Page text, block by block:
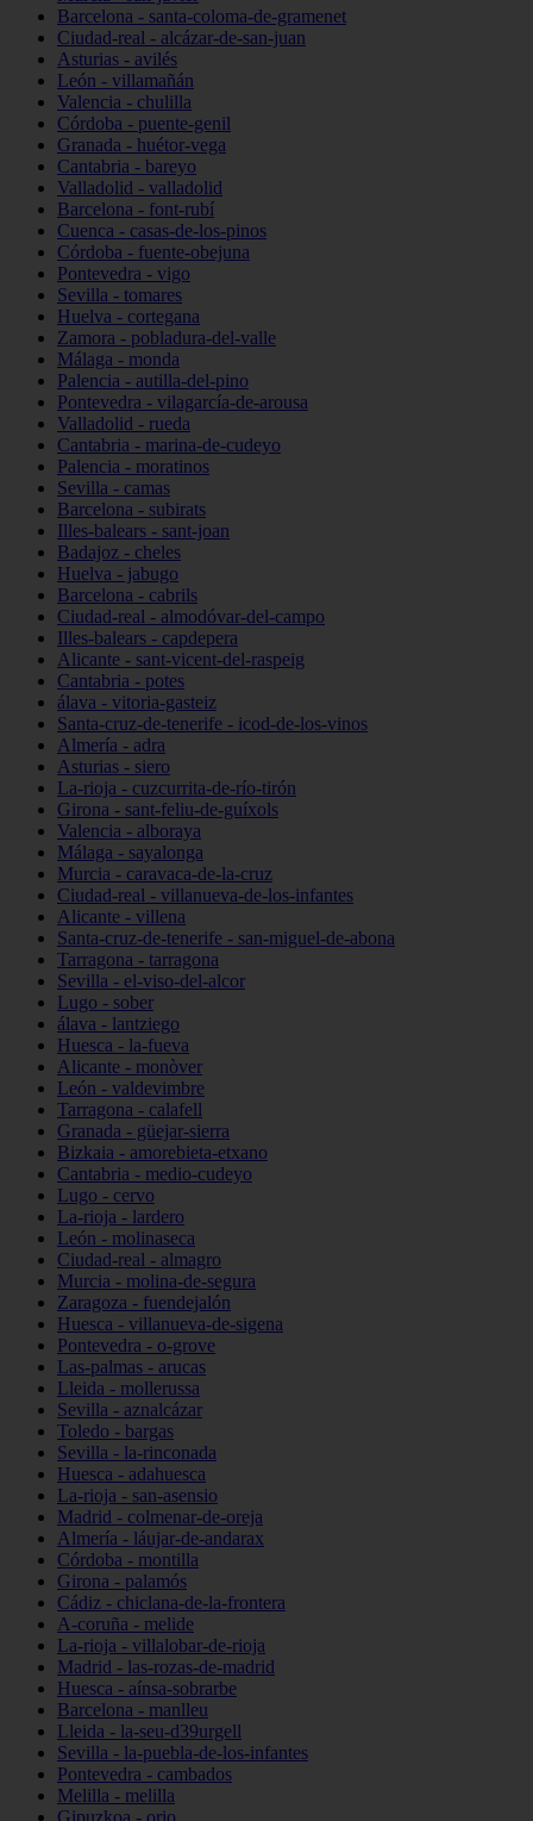
Barcelona - santa-coloma-de-gramenet
Ciudad-real - alcázar-de-san-juan
Asturias - avilés
León - villamañán
Valencia - chulilla
Córdoba - puente-genil
Granada - huétor-vega
Cantabria - bareyo
Valladolid - valladolid
Barcelona - font-rubí
Cuenca - casas-de-los-pinos
Córdoba - fuente-obejuna
Pontevedra - vigo
Sevilla - tomares
Huelva - cortegana
Zamora - pobladura-del-valle
Málaga - monda
Palencia - autilla-del-pino
Pontevedra - vilagarcía-de-arousa
Valladolid - rueda
Cantabria - marina-de-cudeyo
Palencia - moratinos
Sevilla - camas
Barcelona - subirats
Illes-balears - sant-joan
Badajoz - cheles
Huelva - jabugo
Barcelona - cabrils
Ciudad-real - almodóvar-del-campo
Illes-balears - capdepera
Alicante - sant-vicent-del-raspeig
Cantabria - potes
álava - vitoria-gasteiz
Santa-cruz-de-tenerife - icod-de-los-vinos
Almería - adra
Asturias - siero
La-rioja - cuzcurrita-de-río-tirón
Girona - sant-feliu-de-guíxols
Valencia - alboraya
Málaga - sayalonga
Murcia - caravaca-de-la-cruz
Ciudad-real - villanueva-de-los-infantes
Alicante - villena
Santa-cruz-de-tenerife - san-miguel-de-abona
Tarragona - tarragona
Sevilla - el-viso-del-alcor
Lugo - sober
álava - lantziego
Huesca - la-fueva
Alicante - monòver
León - valdevimbre
Tarragona - calafell
Granada - güejar-sierra
Bizkaia - amorebieta-etxano
Cantabria - medio-cudeyo
Lugo - cervo
La-rioja - lardero
León - molinaseca
Ciudad-real - almagro
Murcia - molina-de-segura
Zaragoza - fuendejalón
Huesca - villanueva-de-sigena
Pontevedra - o-grove
Las-palmas - arucas
Lleida - mollerussa
Sevilla - aznalcázar
Toledo - bargas
Sevilla - la-rinconada
Huesca - adahuesca
La-rioja - san-asensio
Madrid - colmenar-de-oreja
Almería - láujar-de-andarax
Córdoba - montilla
Girona - palamós
Cádiz - chiclana-de-la-frontera
A-coruña - melide
La-rioja - villalobar-de-rioja
Madrid - las-rozas-de-madrid
Huesca - aínsa-sobrarbe
Barcelona - manlleu
Lleida - la-seu-d39urgell
Sevilla - la-puebla-de-los-infantes
Pontevedra - cambados
Melilla - melilla
Gipuzkoa - orio